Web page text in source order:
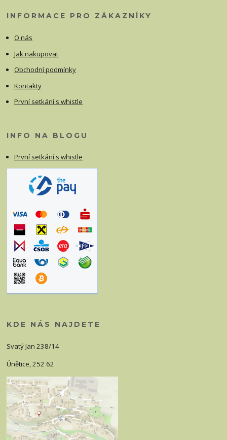
INFORMACE PRO ZÁKAZNÍKY
O nás
Jak nakupovat
Obchodní podmínky
Kontakty
První setkání s whistle
INFO NA BLOGU
První setkání s whistle
KDE NÁS NAJDETE
Svatý Jan 238/14
Únětice, 252 62